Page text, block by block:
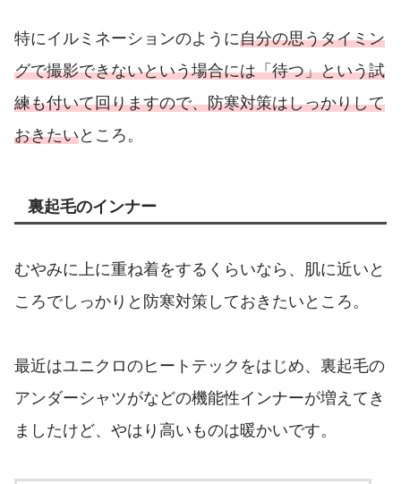
特にイルミネーションのように自分の思うタイミン
グで撮影できないという場合には「待つ」という試
練も付いて回りますので、防寒対策はしっかりして
おきたいところ。
裏起毛のインナー
むやみに上に重ね着をするくらいなら、肌に近いと
ころでしっかりと防寒対策しておきたいところ。
最近はユニクロのヒートテックをはじめ、裏起毛の
アンダーシャツがなどの機能性インナーが増えてき
ましたけど、やはり高いものは暖かいです。